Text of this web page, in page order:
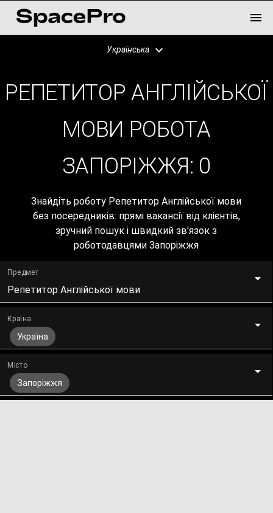
Українська
РЕПЕТИТОР АНГЛІЙСЬКОЇ
МОВИ РОБОТА
ЗАПОРІЖЖЯ: 0
Знайдіть роботу Репетитор Англійської мови
без посередників: прямі вакансії від клієнтів,
зручний пошук і швидкий зв'язок з
роботодавцями Запоріжжя
Предмет
Репетитор Англійської мови
Країна
Україна
Місто
Запоріжжя